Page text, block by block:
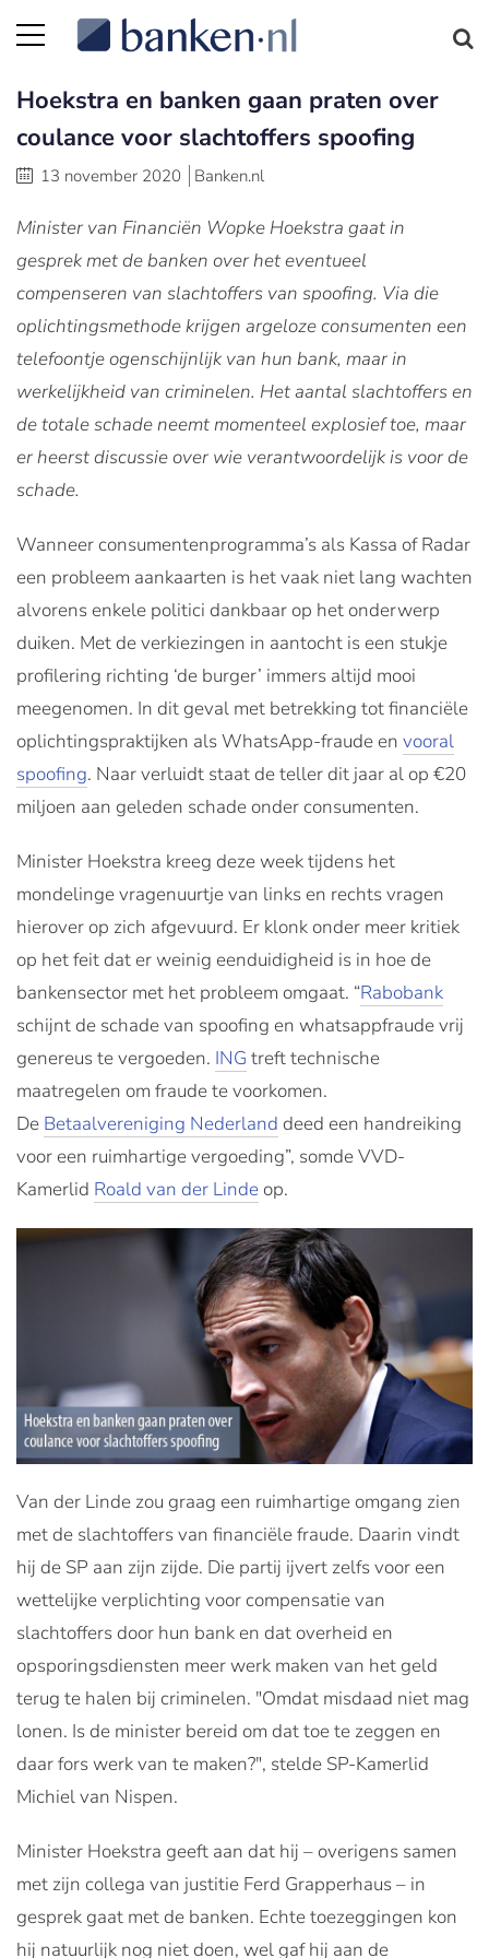
Hoekstra en banken gaan praten over
coulance voor slachtoffers spoofing
13 november 2020 Banken.nl
Minister van Financiën Wopke Hoekstra gaat in
gesprek met de banken over het eventueel
compenseren van slachtoffers van spoofing. Via die
oplichtingsmethode krijgen argeloze consumenten een
telefoontje ogenschijnlijk van hun bank, maar in
werkelijkheid van criminelen. Het aantal slachtoffers en
de totale schade neemt momenteel explosief toe, maar
er heerst discussie over wie verantwoordelijk is voor de
schade.
Wanneer consumentenprogramma’s als Kassa of Radar
een probleem aankaarten is het vaak niet lang wachten
alvorens enkele politici dankbaar op het onderwerp
duiken. Met de verkiezingen in aantocht is een stukje
profilering richting ‘de burger’ immers altijd mooi
meegenomen. In dit geval met betrekking tot financiële
oplichtingspraktijken als WhatsApp-fraude en vooral
spoofing. Naar verluidt staat de teller dit jaar al op €20
miljoen aan geleden schade onder consumenten.
Minister Hoekstra kreeg deze week tijdens het
mondelinge vragenuurtje van links en rechts vragen
hierover op zich afgevuurd. Er klonk onder meer kritiek
op het feit dat er weinig eenduidigheid is in hoe de
bankensector met het probleem omgaat. “Rabobank
schijnt de schade van spoofing en whatsappfraude vrij
genereus te vergoeden. ING treft technische
maatregelen om fraude te voorkomen.
De Betaalvereniging Nederland deed een handreiking
voor een ruimhartige vergoeding”, somde VVD-
Kamerlid Roald van der Linde op.
Van der Linde zou graag een ruimhartige omgang zien
met de slachtoffers van financiële fraude. Daarin vindt
hij de SP aan zijn zijde. Die partij ijvert zelfs voor een
wettelijke verplichting voor compensatie van
slachtoffers door hun bank en dat overheid en
opsporingsdiensten meer werk maken van het geld
terug te halen bij criminelen. "Omdat misdaad niet mag
lonen. Is de minister bereid om dat toe te zeggen en
daar fors werk van te maken?", stelde SP-Kamerlid
Michiel van Nispen.
Minister Hoekstra geeft aan dat hij – overigens samen
met zijn collega van justitie Ferd Grapperhaus – in
gesprek gaat met de banken. Echte toezeggingen kon
hij natuurlijk nog niet doen, wel gaf hij aan de